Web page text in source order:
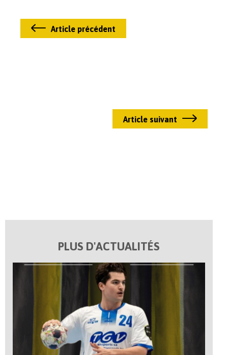
Article précédent
Article suivant
PLUS D'ACTUALITÉS